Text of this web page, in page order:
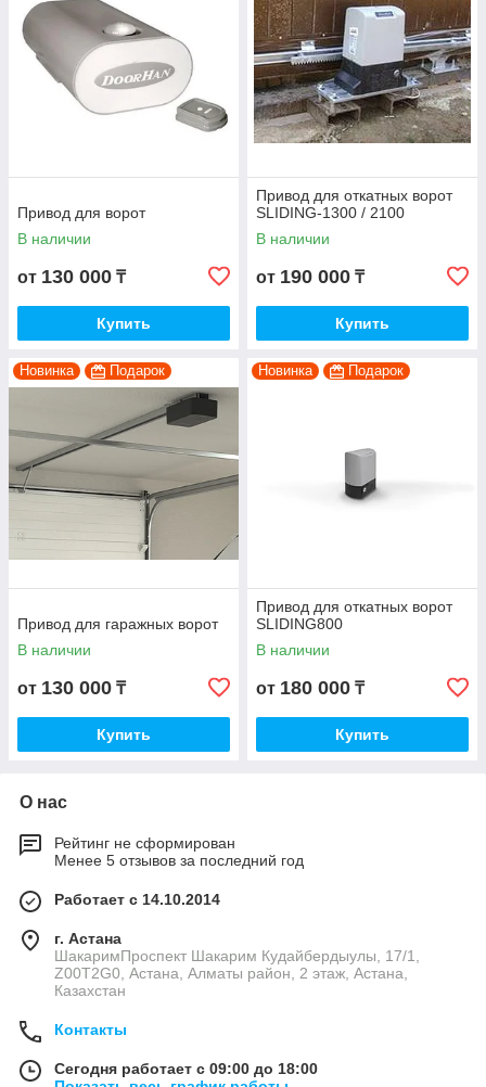
Привод для ворот
В наличии
от 130 000 ₸
Купить
Привод для откатных ворот
SLIDING-1300 / 2100
В наличии
от 190 000 ₸
Купить
Новинка Подарок
Привод для гаражных ворот
В наличии
от 130 000 ₸
Купить
Новинка Подарок
Привод для откатных ворот
SLIDING800
В наличии
от 180 000 ₸
Купить
О нас
Рейтинг не сформирован
Менее 5 отзывов за последний год
Работает с 14.10.2014
г. Астана
ШакаримПроспект Шакарим Кудайбердыулы, 17/1,
Z00T2G0, Астана, Алматы район, 2 этаж, Астана,
Казахстан
Контакты
Сегодня работает с 09:00 до 18:00